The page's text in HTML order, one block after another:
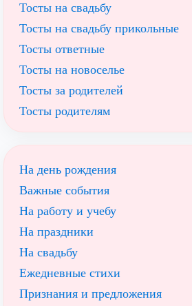
Тосты на свадьбу
Тосты на свадьбу прикольные
Тосты ответные
Тосты на новоселье
Тосты за родителей
Тосты родителям
На день рождения
Важные события
На работу и учебу
На праздники
На свадьбу
Ежедневные стихи
Признания и предложения